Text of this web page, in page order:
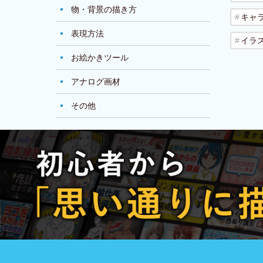
物・背景の描き方
表現方法
お絵かきツール
アナログ画材
その他
キャ
イラ